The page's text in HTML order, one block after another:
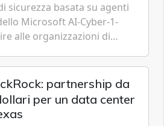
sicurezza basata su agenti
Microsoft AI-Cyber-1-
alle organizzazioni di
del rischio.
partnership da
per un data center